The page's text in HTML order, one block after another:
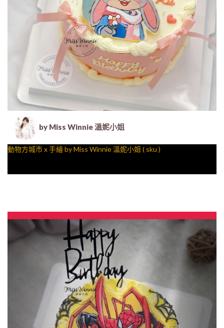
by Miss Winnie 溫妮小姐
動物方城市 x 手繪 by Miss Winnie 溫妮小姐 ( sku )